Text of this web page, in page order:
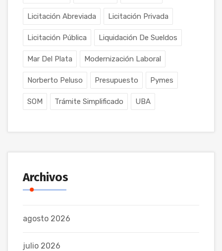
Licitación Abreviada Licitación Privada
Licitación Pública Liquidación De Sueldos
Mar Del Plata Modernización Laboral
Norberto Peluso Presupuesto Pymes
SOM Trámite Simplificado UBA
Archivos
agosto 2026
julio 2026